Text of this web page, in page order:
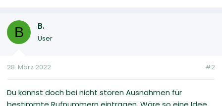
B B.
User
28. März 2022 #2
Du kannst doch bei nicht stören Ausnahmen für